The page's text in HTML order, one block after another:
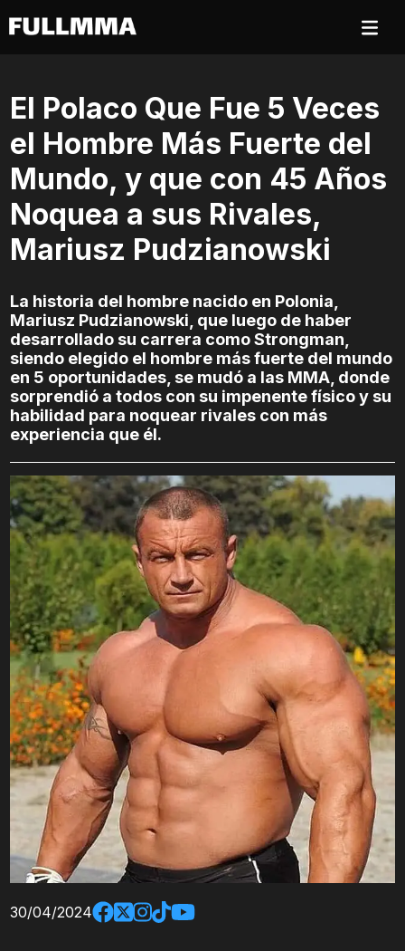
El Polaco Que Fue 5 Veces
el Hombre Más Fuerte del
Mundo, y que con 45 Años
Noquea a sus Rivales,
Mariusz Pudzianowski
La historia del hombre nacido en Polonia,
Mariusz Pudzianowski, que luego de haber
desarrollado su carrera como Strongman,
siendo elegido el hombre más fuerte del mundo
en 5 oportunidades, se mudó a las MMA, donde
sorprendió a todos con su impenente físico y su
habilidad para noquear rivales con más
experiencia que él.
30/04/2024